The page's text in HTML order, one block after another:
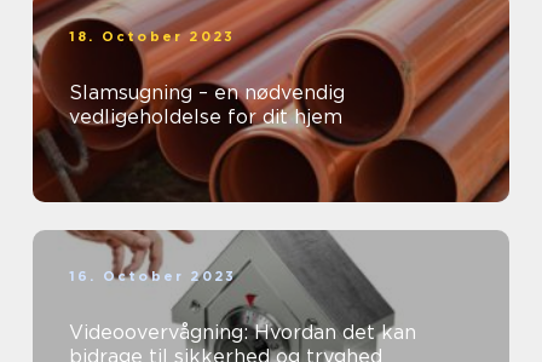
18. October 2023
Slamsugning – en nødvendig
vedligeholdelse for dit hjem
16. October 2023
Videoovervågning: Hvordan det kan
bidrage til sikkerhed og tryghed